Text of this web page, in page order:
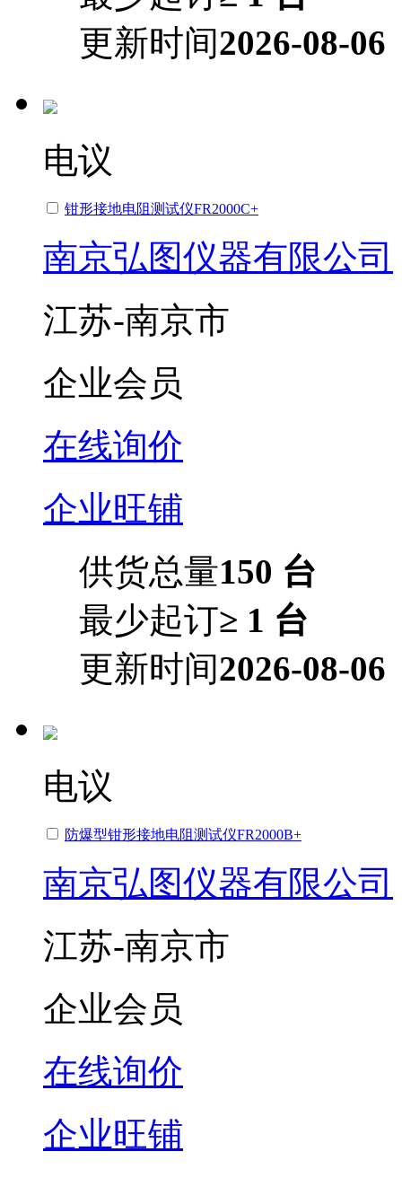
更新时间2026-08-06
电议
钳形接地电阻测试仪FR2000C+
南京弘图仪器有限公司
江苏-南京市
企业会员
在线询价
企业旺铺
供货总量150 台
最少起订≥ 1 台
更新时间2026-08-06
电议
防爆型钳形接地电阻测试仪FR2000B+
南京弘图仪器有限公司
江苏-南京市
企业会员
在线询价
企业旺铺